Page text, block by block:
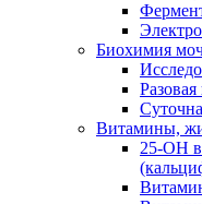
Биохимия
Витамины,
25-OH